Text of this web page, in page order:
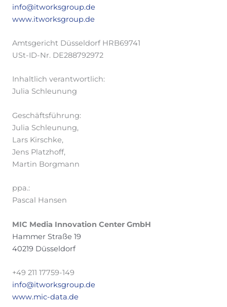
info@itworksgroup.de
www.itworksgroup.de
Amtsgericht Düsseldorf HRB69741
USt-ID-Nr. DE288792972
Inhaltlich verantwortlich:
Julia Schleunung
Geschäftsführung:
Julia Schleunung,
Lars Kirschke,
Jens Platzhoff,
Martin Borgmann
ppa.:
Pascal Hansen
MIC Media Innovation Center GmbH
Hammer Straße 19
40219 Düsseldorf
+49 211 17759-149
info@itworksgroup.de
www.mic-data.de